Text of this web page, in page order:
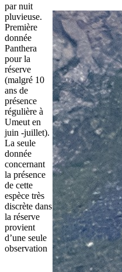
par nuit
pluvieuse.
Première
donnée
Panthera
pour la
réserve
(malgré 10
ans de
présence
régulière à
Umeut en
juin -juillet).
La seule
donnée
concernant
la présence
de cette
espèce très
discrète dans
la réserve
provient
d’une seule
observation